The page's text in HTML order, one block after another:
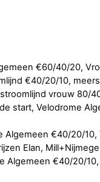
€60/40/20,
€40/20/10,
vrouw 80/
start, Velodrome
Algemeen €40/20/
Elan,
Algemeen €40/20/